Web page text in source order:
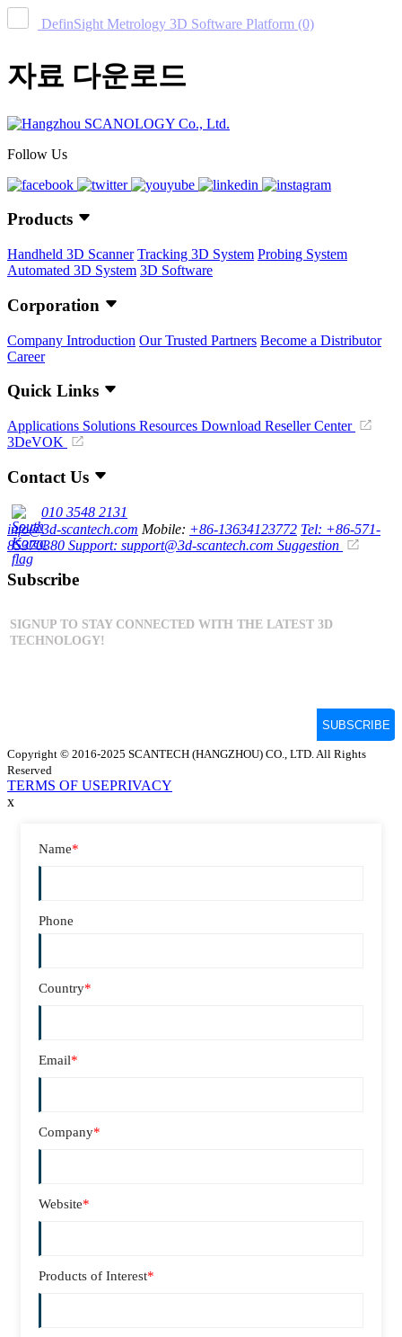
DefinSight Metrology 3D Software Platform (0)
자료 다운로드
Follow Us
Products
Handheld 3D Scanner Tracking 3D System Probing System
Automated 3D System 3D Software
Corporation
Company Introduction Our Trusted Partners Become a Distributor
Career
Quick Links
Applications Solutions Resources Download Reseller Center
3DeVOK
Contact Us
010 3548 2131
info@3d-scantech.com Mobile: +86-13634123772 Tel: +86-571-
85370380 Support: support@3d-scantech.com Suggestion
Subscribe
Copyright © 2016-2025 SCANTECH (HANGZHOU) CO., LTD. All Rights
Reserved
TERMS OF USEPRIVACY
x
Name*
Phone
Country*
Email*
Company*
Website*
Products of Interest*